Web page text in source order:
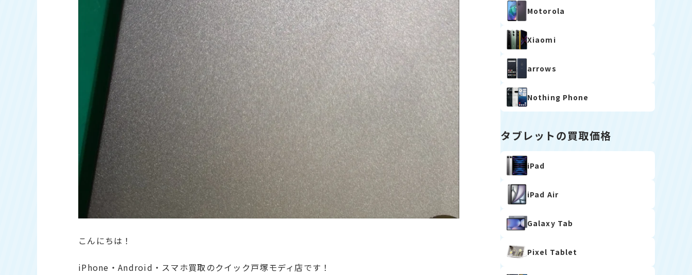
こんにちは！
iPhone・Android・スマホ買取のクイック戸塚モディ店です！
Motorola
Xiaomi
arrows
Nothing Phone
タブレットの買取価格
iPad
iPad Air
Galaxy Tab
Pixel Tablet